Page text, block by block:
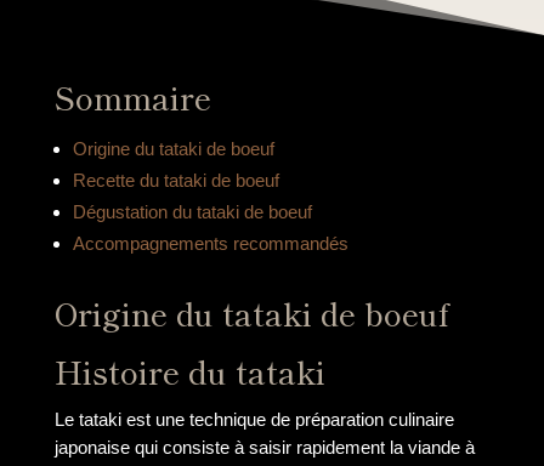
Sommaire
Origine du tataki de boeuf
Recette du tataki de boeuf
Dégustation du tataki de boeuf
Accompagnements recommandés
Origine du tataki de boeuf
Histoire du tataki
Le tataki est une technique de préparation culinaire
japonaise qui consiste à saisir rapidement la viande à